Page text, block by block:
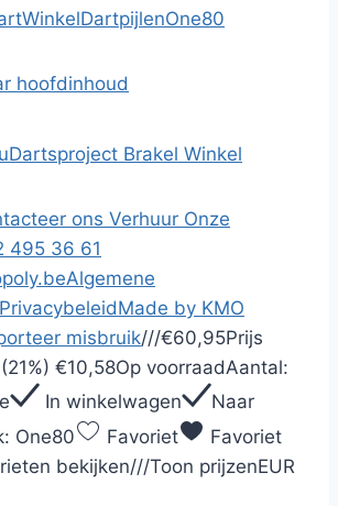
WinkelDartpijlenOne80
hoofdinhoud
Dartsproject Brakel Winkel
ons Verhuur Onze
495 36 61
Algemene
PrivacybeleidMade by KMO
misbruik///€60,95Prijs
€10,58Op voorraadAantal:
In winkelwagen
Naar
One80 Favoriet
Favoriet
bekijken///Toon prijzenEUR